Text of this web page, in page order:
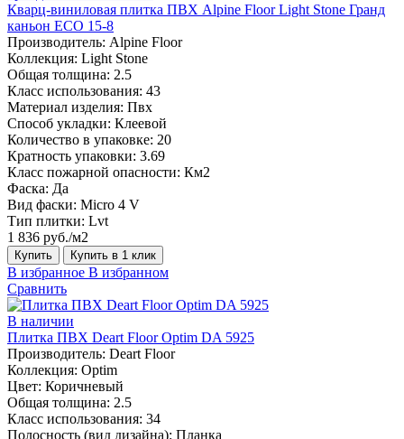
Кварц-виниловая плитка ПВХ Alpine Floor Light Stone Гранд
каньон ECO 15-8
Производитель: Alpine Floor
Коллекция: Light Stone
Общая толщина: 2.5
Класс использования: 43
Материал изделия: Пвх
Способ укладки: Клеевой
Количество в упаковке: 20
Кратность упаковки: 3.69
Класс пожарной опасности: Км2
Фаска: Да
Вид фаски: Micro 4 V
Тип плитки: Lvt
1 836 руб./м2
Купить Купить в 1 клик
В избранное В избранном
Сравнить
В наличии
Плитка ПВХ Deart Floor Optim DA 5925
Производитель: Deart Floor
Коллекция: Optim
Цвет: Коричневый
Общая толщина: 2.5
Класс использования: 34
Полосность (вид дизайна): Планка